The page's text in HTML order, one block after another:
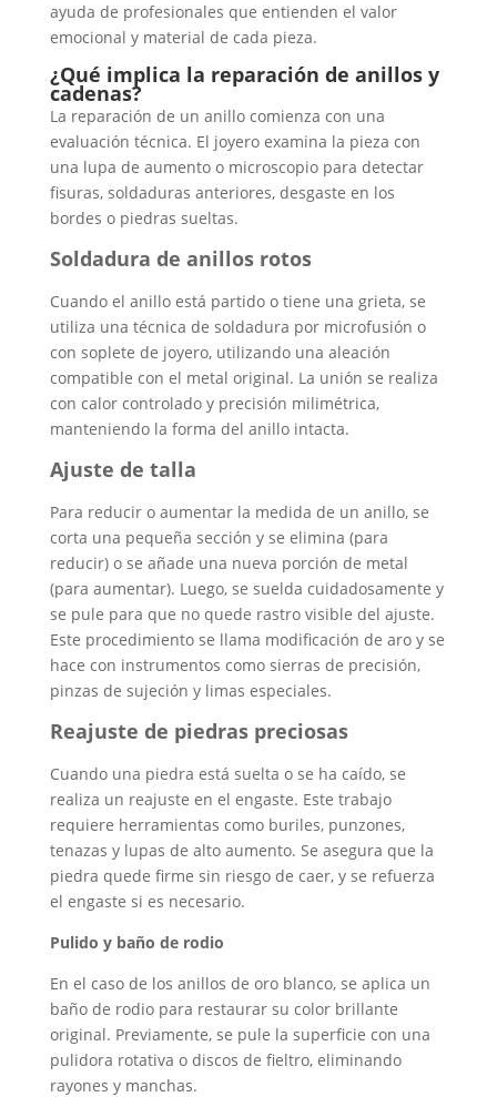
ayuda de profesionales que entienden el valor
emocional y material de cada pieza.
¿Qué implica la reparación de anillos y
cadenas?
La reparación de un anillo comienza con una
evaluación técnica. El joyero examina la pieza con
una lupa de aumento o microscopio para detectar
fisuras, soldaduras anteriores, desgaste en los
bordes o piedras sueltas.
Soldadura de anillos rotos
Cuando el anillo está partido o tiene una grieta, se
utiliza una técnica de soldadura por microfusión o
con soplete de joyero, utilizando una aleación
compatible con el metal original. La unión se realiza
con calor controlado y precisión milimétrica,
manteniendo la forma del anillo intacta.
Ajuste de talla
Para reducir o aumentar la medida de un anillo, se
corta una pequeña sección y se elimina (para
reducir) o se añade una nueva porción de metal
(para aumentar). Luego, se suelda cuidadosamente y
se pule para que no quede rastro visible del ajuste.
Este procedimiento se llama modificación de aro y se
hace con instrumentos como sierras de precisión,
pinzas de sujeción y limas especiales.
Reajuste de piedras preciosas
Cuando una piedra está suelta o se ha caído, se
realiza un reajuste en el engaste. Este trabajo
requiere herramientas como buriles, punzones,
tenazas y lupas de alto aumento. Se asegura que la
piedra quede firme sin riesgo de caer, y se refuerza
el engaste si es necesario.
Pulido y baño de rodio
En el caso de los anillos de oro blanco, se aplica un
baño de rodio para restaurar su color brillante
original. Previamente, se pule la superficie con una
pulidora rotativa o discos de fieltro, eliminando
rayones y manchas.